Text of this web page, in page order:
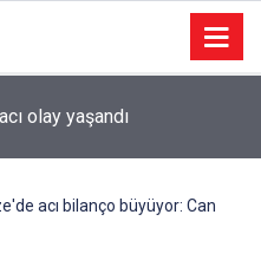
olay yaşandı
acı bilanço büyüyor: Can